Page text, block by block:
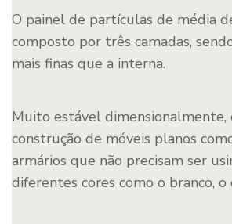
O painel de partículas de média
composto por três camadas,
mais finas que a interna.
Muito estável dimensionalmente,
construção de móveis planos
armários que não precisam ser
diferentes cores como o branco, o